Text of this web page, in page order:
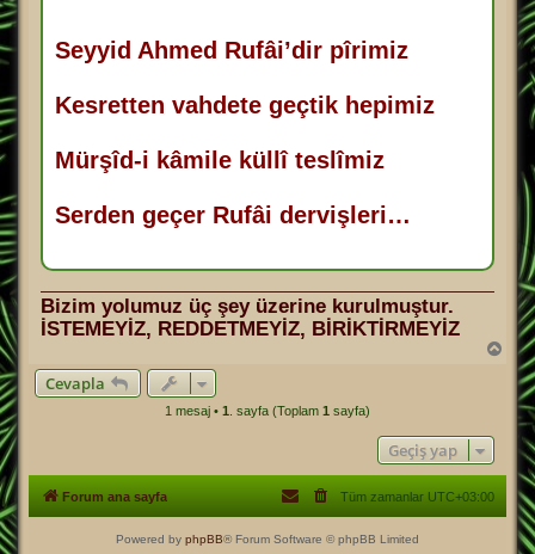
Seyyid Ahmed Rufâi’dir pîrimiz
Kesretten vahdete geçtik hepimiz
Mürşîd-i kâmile küllî teslîmiz
Serden geçer Rufâi dervişleri…
Bizim yolumuz üç şey üzerine kurulmuştur.
İSTEMEYİZ, REDDETMEYİZ, BİRİKTİRMEYİZ
Cevapla
1 mesaj • 1 . sayfa (Toplam 1 sayfa)
Geçiş yap
Forum ana sayfa Tüm zamanlar UTC+03:00
Powered by phpBB® Forum Software © phpBB Limited